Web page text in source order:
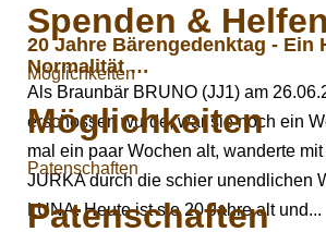
Spenden & Helfen
Möglichkeiten
Möglichkeiten
Patenschaften
Patenschaften
20 Jahre Bärengedenktag - Ein
Normalität …
Als Braunbär BRUNO (JJ1) am
erschossen wurde, war sie noch ein
mal ein paar Wochen alt, wanderte
JURKA durch die schier unendlichen
LUNA. Heute ist sie 20 Jahre alt und...